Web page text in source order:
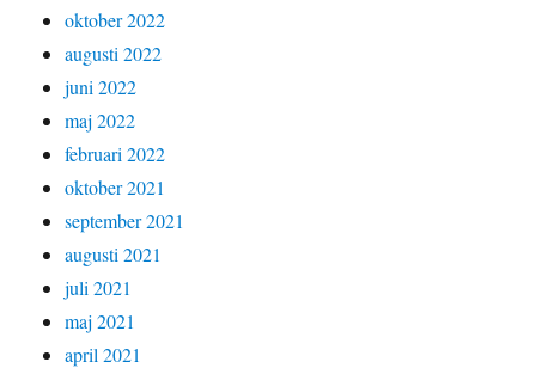
oktober 2022
augusti 2022
juni 2022
maj 2022
februari 2022
oktober 2021
september 2021
augusti 2021
juli 2021
maj 2021
april 2021